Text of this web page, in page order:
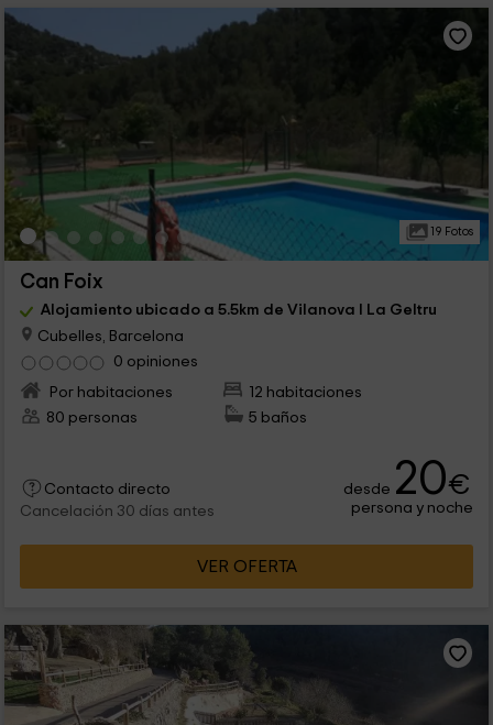
19 Fotos
Can Foix
Alojamiento ubicado a 5.5km de Vilanova I La Geltru
Cubelles, Barcelona
0 opiniones
Por habitaciones
12 habitaciones
80 personas
5 baños
Contacto directo
Cancelación 30 días antes
desde 20€
persona y noche
VER OFERTA